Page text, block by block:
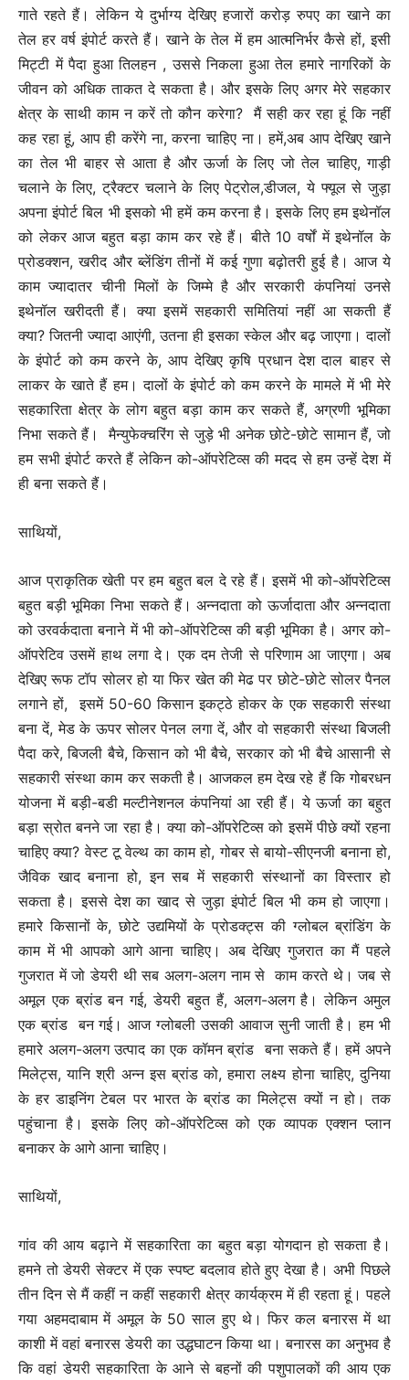
गाते रहते हैं। लेकिन ये दुर्भाग्य देखिए हजारों करोड़ रुपए का खाने का
तेल हर वर्ष इंपोर्ट करते हैं। खाने के तेल में हम आत्मनिर्भर कैसे हों, इसी
मिट्टी में पैदा हुआ तिलहन , उससे निकला हुआ तेल हमारे नागरिकों के
जीवन को अधिक ताकत दे सकता है। और इसके लिए अगर मेरे सहकार
क्षेत्र के साथी काम न करें तो कौन करेगा? मैं सही कर रहा हूं कि नहीं
कह रहा हूं, आप ही करेंगे ना, करना चाहिए ना। हमें,अब आप देखिए खाने
का तेल भी बाहर से आता है और ऊर्जा के लिए जो तेल चाहिए, गाड़ी
चलाने के लिए, ट्रैक्टर चलाने के लिए पेट्रोल,डीजल, ये फ्यूल से जुड़ा
अपना इंपोर्ट बिल भी इसको भी हमें कम करना है। इसके लिए हम इथेनॉल
को लेकर आज बहुत बड़ा काम कर रहे हैं। बीते 10 वर्षों में इथेनॉल के
प्रोडक्शन, खरीद और ब्लेंडिंग तीनों में कई गुणा बढ़ोतरी हुई है। आज ये
काम ज्यादातर चीनी मिलों के जिम्मे है और सरकारी कंपनियां उनसे
इथेनॉल खरीदती हैं। क्या इसमें सहकारी समितियां नहीं आ सकती हैं
क्या? जितनी ज्यादा आएंगी, उतना ही इसका स्केल और बढ़ जाएगा। दालों
के इंपोर्ट को कम करने के, आप देखिए कृषि प्रधान देश दाल बाहर से
लाकर के खाते हैं हम। दालों के इंपोर्ट को कम करने के मामले में भी मेरे
सहकारिता क्षेत्र के लोग बहुत बड़ा काम कर सकते हैं, अग्रणी भूमिका
निभा सकते हैं। मैन्युफेक्चरिंग से जुड़े भी अनेक छोटे-छोटे सामान हैं, जो
हम सभी इंपोर्ट करते हैं लेकिन को-ऑपरेटिव्स की मदद से हम उन्हें देश में
ही बना सकते हैं।
साथियों,
आज प्राकृतिक खेती पर हम बहुत बल दे रहे हैं। इसमें भी को-ऑपरेटिव्स
बहुत बड़ी भूमिका निभा सकते हैं। अन्नदाता को ऊर्जादाता और अन्नदाता
को उरवर्कदाता बनाने में भी को-ऑपरेटिव्स की बड़ी भूमिका है। अगर को-
ऑपरेटिव उसमें हाथ लगा दे। एक दम तेजी से परिणाम आ जाएगा। अब
देखिए रूफ टॉप सोलर हो या फिर खेत की मेढ पर छोटे-छोटे सोलर पैनल
लगाने हों, इसमें 50-60 किसान इकट्ठे होकर के एक सहकारी संस्था
बना दें, मेड के ऊपर सोलर पेनल लगा दें, और वो सहकारी संस्था बिजली
पैदा करे, बिजली बैचे, किसान को भी बैचे, सरकार को भी बैचे आसानी से
सहकारी संस्था काम कर सकती है। आजकल हम देख रहे हैं कि गोबरधन
योजना में बड़ी-बडी मल्टीनेशनल कंपनियां आ रही हैं। ये ऊर्जा का बहुत
बड़ा स्रोत बनने जा रहा है। क्या को-ऑपरेटिव्स को इसमें पीछे क्यों रहना
चाहिए क्या? वेस्ट टू वेल्थ का काम हो, गोबर से बायो-सीएनजी बनाना हो,
जैविक खाद बनाना हो, इन सब में सहकारी संस्थानों का विस्तार हो
सकता है। इससे देश का खाद से जुड़ा इंपोर्ट बिल भी कम हो जाएगा।
हमारे किसानों के, छोटे उद्यमियों के प्रोडक्ट्स की ग्लोबल ब्रांडिंग के
काम में भी आपको आगे आना चाहिए। अब देखिए गुजरात का मैं पहले
गुजरात में जो डेयरी थी सब अलग-अलग नाम से काम करते थे। जब से
अमूल एक ब्रांड बन गई, डेयरी बहुत हैं, अलग-अलग है। लेकिन अमुल
एक ब्रांड बन गई। आज ग्लोबली उसकी आवाज सुनी जाती है। हम भी
हमारे अलग-अलग उत्पाद का एक कॉमन ब्रांड बना सकते हैं। हमें अपने
मिलेट्स, यानि श्री अन्न इस ब्रांड को, हमारा लक्ष्य होना चाहिए, दुनिया
के हर डाइनिंग टेबल पर भारत के ब्रांड का मिलेट्स क्यों न हो। तक
पहुंचाना है। इसके लिए को-ऑपरेटिव्स को एक व्यापक एक्शन प्लान
बनाकर के आगे आना चाहिए।
साथियों,
गांव की आय बढ़ाने में सहकारिता का बहुत बड़ा योगदान हो सकता है।
हमने तो डेयरी सेक्टर में एक स्पष्ट बदलाव होते हुए देखा है। अभी पिछले
तीन दिन से मैं कहीं न कहीं सहकारी क्षेत्र कार्यक्रम में ही रहता हूं। पहले
गया अहमदाबाम में अमूल के 50 साल हुए थे। फिर कल बनारस में था
काशी में वहां बनारस डेयरी का उद्धघाटन किया था। बनारस का अनुभव है
कि वहां डेयरी सहकारिता के आने से बहनों की पशुपालकों की आय एक